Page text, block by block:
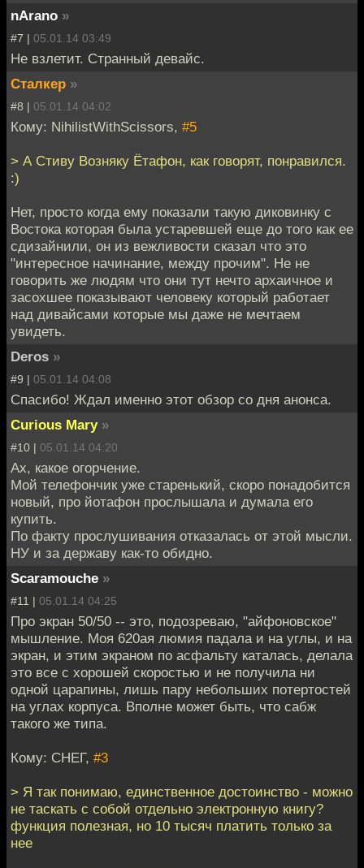
nArano »
#7 | 05.01.14 03:49
Не взлетит. Странный девайс.
Сталкер »
#8 | 05.01.14 04:02
Кому: NihilistWithScissors, #5
> А Стиву Возняку Ётафон, как говорят, понравился.
:)
Нет, просто когда ему показали такую диковинку с
Востока которая была устаревшей еще до того как ее
сдизайнили, он из вежливости сказал что это
"интересное начинание, между прочим". Не не
говорить же людям что они тут нечто архаичное и
засохшее показывают человеку который работает
над дивайсами которые мы даже не мечтаем
увидеть.
Deros »
#9 | 05.01.14 04:08
Спасибо! Ждал именно этот обзор со дня анонса.
Curious Mary »
#10 | 05.01.14 04:20
Ах, какое огорчение.
Мой телефончик уже старенький, скоро понадобится
новый, про йотафон прослышала и думала его
купить.
По факту прослушивания отказалась от этой мысли.
НУ и за державу как-то обидно.
Scaramouche »
#11 | 05.01.14 04:25
Про экран 50/50 -- это, подозреваю, "айфоновское"
мышление. Моя 620ая люмия падала и на углы, и на
экран, и этим экраном по асфальту каталась, делала
это все с хорошей скоростью и не получила ни
одной царапины, лишь пару небольших потертостей
на углах корпуса. Вполне может быть, что сабж
такого же типа.
Кому: СНЕГ, #3
> Я так понимаю, единственное достоинство - можно
не таскать с собой отдельно электронную книгу?
функция полезная, но 10 тысяч платить только за
нее